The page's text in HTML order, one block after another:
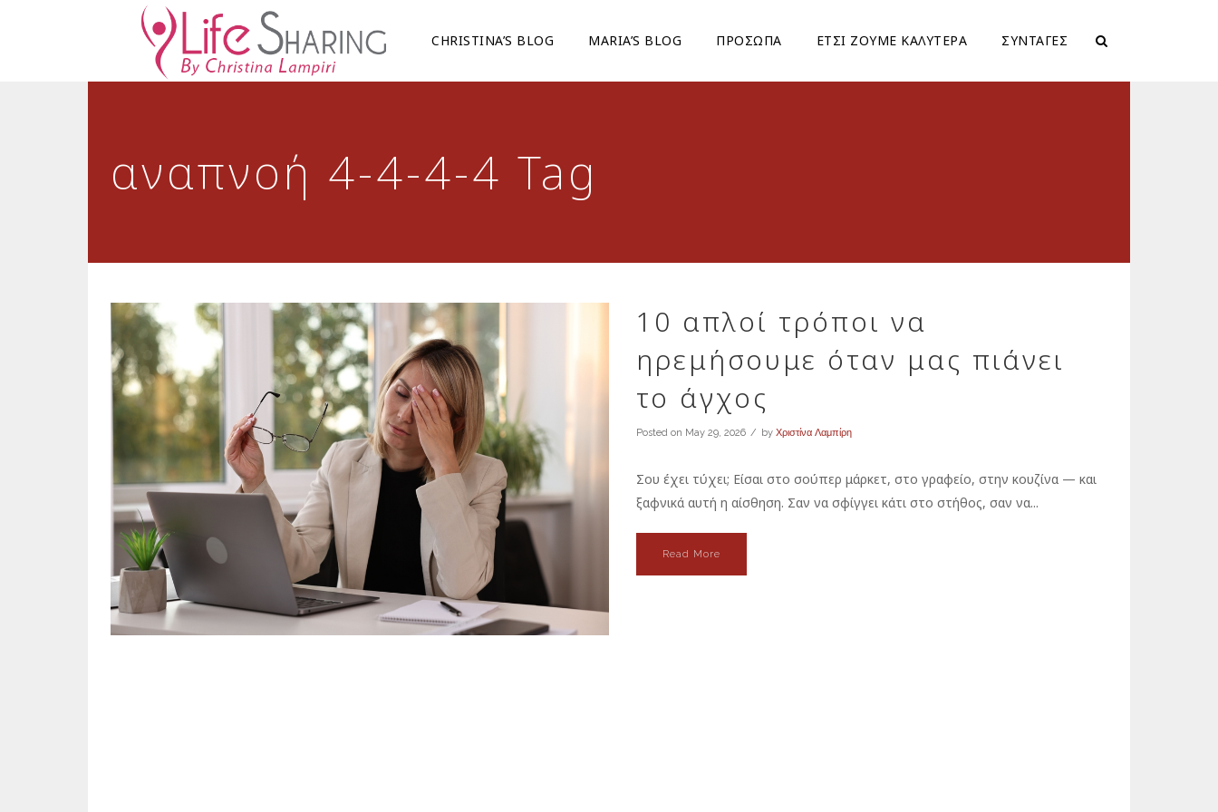
CHRISTINA’S BLOG ΜARIA’S BLOG ΠΡΟΣΩΠΑ ΕΤΣΙ ΖΟΥΜΕ ΚΑΛΥΤΕΡΑ ΣΥΝΤΑΓΕΣ
αναπνοή 4-4-4-4 Tag
10 απλοί τρόποι να
ηρεμήσουμε όταν μας πιάνει
το άγχος
Posted on May 29, 2026 by Χριστίνα Λαμπίρη
Σου έχει τύχει; Είσαι στο σούπερ μάρκετ, στο γραφείο, στην κουζίνα — και
ξαφνικά αυτή η αίσθηση. Σαν να σφίγγει κάτι στο στήθος, σαν να...
Read More